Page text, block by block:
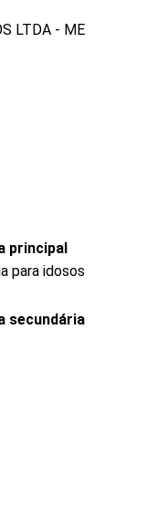
LTDA - ME
principal
para idosos
secundária